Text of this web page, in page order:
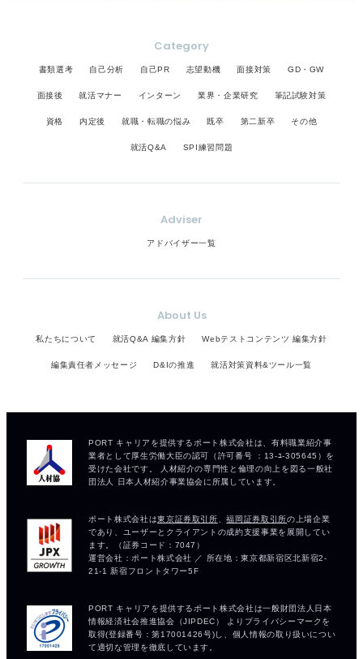
Category
書類選考 自己分析 自己PR 志望動機 面接対策 GD・GW
面接後 就活マナー インターン 業界・企業研究 筆記試験対策
資格 内定後 就職・転職の悩み 既卒 第二新卒 その他
就活Q&A SPI練習問題
Adviser
アドバイザー一覧
About Us
私たちについて 就活Q&A 編集方針 Webテストコンテンツ 編集方針
編集責任者メッセージ D&Iの推進 就活対策資料&ツール一覧